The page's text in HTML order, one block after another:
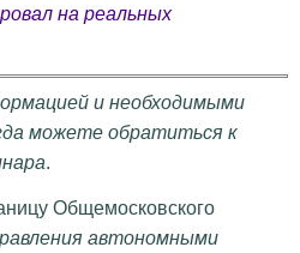
на реальных
и необходимыми
можете обратиться к
.
Общемосковского
автономными